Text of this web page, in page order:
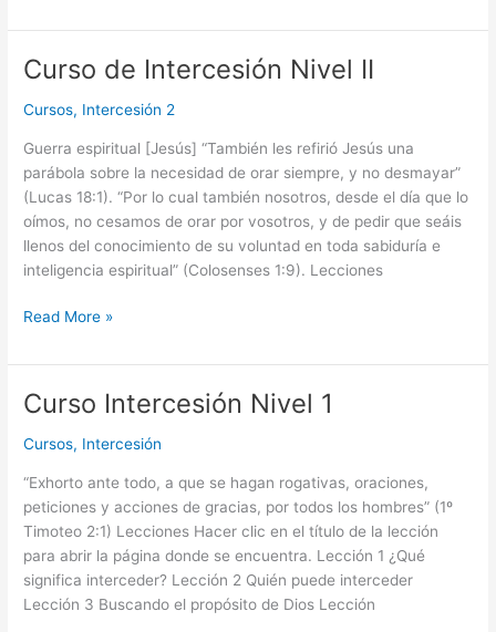
Curso de Intercesión Nivel II
Cursos, Intercesión 2
Guerra espiritual [Jesús] “También les refirió Jesús una
parábola sobre la necesidad de orar siempre, y no desmayar”
(Lucas 18:1). “Por lo cual también nosotros, desde el día que lo
oímos, no cesamos de orar por vosotros, y de pedir que seáis
llenos del conocimiento de su voluntad en toda sabiduría e
inteligencia espiritual” (Colosenses 1:9). Lecciones
Curso
Intercesión
Read More »
Curso Intercesión Nivel 1
Cursos, Intercesión
“Exhorto ante todo, a que se hagan rogativas, oraciones,
peticiones y acciones de gracias, por todos los hombres” (1º
Timoteo 2:1) Lecciones Hacer clic en el título de la lección
para abrir la página donde se encuentra. Lección 1 ¿Qué
significa interceder? Lección 2 Quién puede interceder
Lección 3 Buscando el propósito de Dios Lección
Curso
Nivel